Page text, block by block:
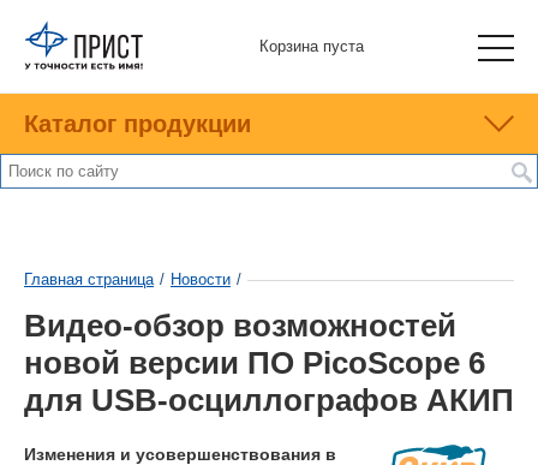
Корзина пуста
Каталог продукции
Главная страница / Новости /
Видео-обзор возможностей
новой версии ПО PicoScope 6
для USB-осциллографов АКИП
Изменения и усовершенствования в